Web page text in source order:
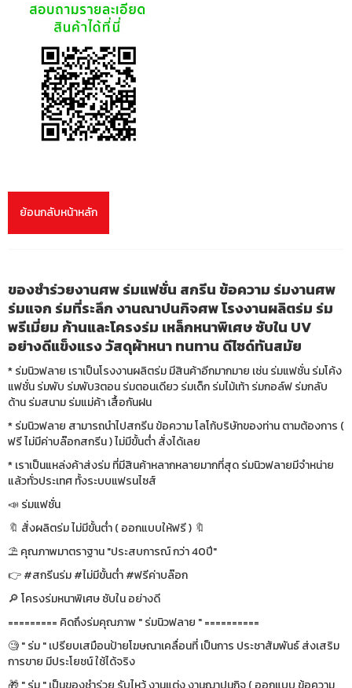
ย้อนกลับหน้าหลัก
ของชำร่วยงานศพ ร่มแฟชั่น สกรีน ข้อความ ร่มงานศพ
ร่มแจก ร่มที่ระลึก งานณาปนกิจศพ โรงงานผลิตร่ม ร่ม
พรีเมี่ยม ก้านและโครงร่ม เหล็กหนาพิเศษ ซับใน UV
อย่างดีแข็งแรง วัสดุผ้าหนา ทนทาน ดีไซด์ทันสมัย
* ร่มนิวฟลาย เราเป็นโรงงานผลิตร่ม มีสินค้าอีกมากมาย เช่น ร่มแฟชั่น ร่มโค้ง
แฟชั่น ร่มพับ ร่มพับ3ตอน ร่มตอนเดียว ร่มเด็ก ร่มไม้เท้า ร่มกอล์ฟ ร่มกลับ
ด้าน ร่มสนาม ร่มแม่ค้า เสื้อกันฝน
* ร่มนิวฟลาย สามารถนำไปสกรีน ข้อความ โลโก้บริษัทของท่าน ตามต้องการ (
ฟรี ไม่มีค่าบล๊อกสกรีน ) ไม่มีขั้นต่ำ สั่งได้เลย
* เราเป็นแหล่งค้าส่งร่ม ที่มีสินค้าหลากหลายมากที่สุด ร่มนิวฟลายมีจำหน่าย
แล้วทั่วประเทศ ทั้งระบบแฟรนไซส์
📣 ร่มแฟชั่น
🔖 สั่งผลิตร่ม ไม่มีขั้นต่ำ ( ออกแบบให้ฟรี ) 🔖
⛱ คุณภาพมาตราฐาน "ประสบการณ์ กว่า 40ปี"
👉 #สกรีนร่ม #ไม่มีขั้นต่ำ #ฟรีค่าบล๊อก
🔎 โครงร่มหนาพิเศษ ซับใน อย่างดี
========= คิดถึงร่มคุณภาพ " ร่มนิวฟลาย " ==========
🧐 " ร่ม " เปรียบเสมือนป้ายโฆษณาเคลื่อนที่ เป็นการ ประชาสัมพันธ์ ส่งเสริม
การขาย มีประโยชน์ ใช้ได้จริง